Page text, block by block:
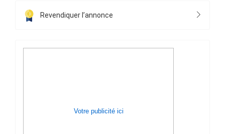
Revendiquer l’annonce
Votre publicité ici